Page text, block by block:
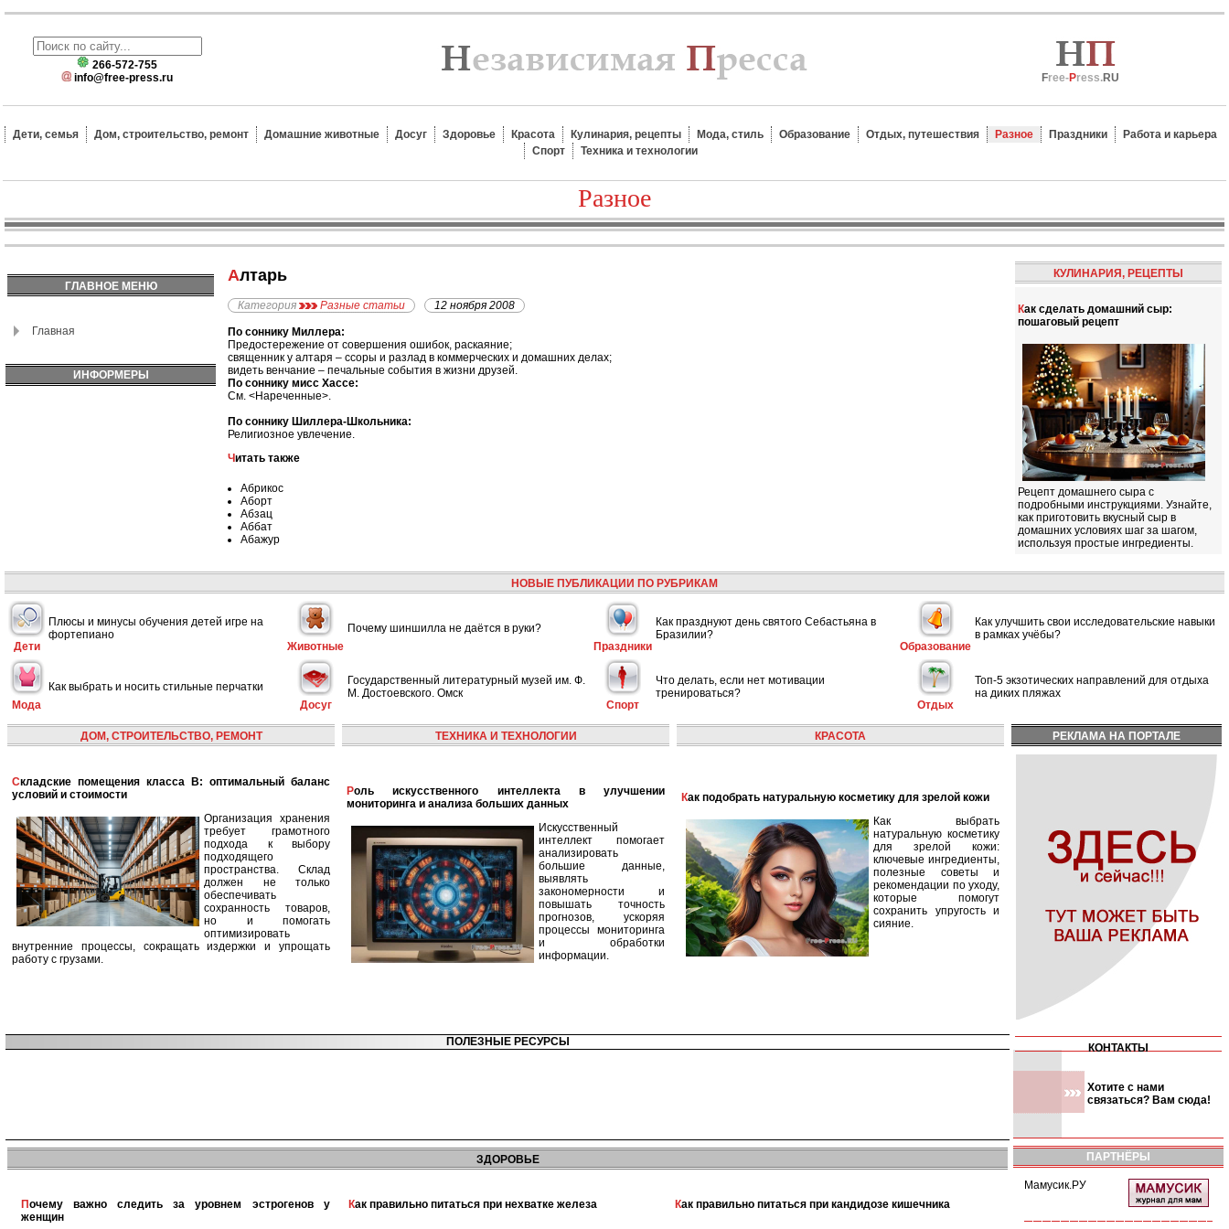
266-572-755
info@free-press.ru
Free-Press.RU
Дети, семья Дом, строительство, ремонт Домашние животные Досуг Здоровье Красота Кулинария, рецепты Мода, стиль Образование Отдых, путешествия Разное Праздники
Работа и карьера
Спорт
Техника и технологии
Разное
ГЛАВНОЕ МЕНЮ
Главная
ИНФОРМЕРЫ
Алтарь
Категория Разные статьи 12 ноября 2008
По соннику Миллера:
Предостережение от совершения ошибок, раскаяние;
священник у алтаря – ссоры и разлад в коммерческих и домашних делах;
видеть венчание – печальные события в жизни друзей.
По соннику мисс Хассе:
См. <Нареченные>.
По соннику Шиллера-Школьника:
Религиозное увлечение.
Читать также
Абрикос
Аборт
Абзац
Аббат
Абажур
КУЛИНАРИЯ, РЕЦЕПТЫ
Как сделать домашний сыр:
пошаговый рецепт
Рецепт домашнего сыра с
подробными инструкциями. Узнайте,
как приготовить вкусный сыр в
домашних условиях шаг за шагом,
используя простые ингредиенты.
НОВЫЕ ПУБЛИКАЦИИ ПО РУБРИКАМ
Дети
Плюсы и минусы обучения детей игре на
фортепиано
Животные
Почему шиншилла не даётся в руки?
Праздники
Как празднуют день святого Себастьяна в
Бразилии?
Образование
Как улучшить свои исследовательские навыки
в рамках учёбы?
Мода
Как выбрать и носить стильные перчатки
Досуг
Государственный литературный музей им. Ф.
М. Достоевского. Омск
Спорт
Что делать, если нет мотивации
тренироваться?
Отдых
Топ-5 экзотических направлений для отдыха
на диких пляжах
ДОМ, СТРОИТЕЛЬСТВО, РЕМОНТ
Складские помещения класса B: оптимальный баланс
условий и стоимости
Организация хранения
требует грамотного
подхода к выбору
подходящего
пространства. Склад
должен не только
обеспечивать
сохранность товаров,
но и помогать
оптимизировать
внутренние процессы, сокращать издержки и упрощать
работу с грузами.
ТЕХНИКА И ТЕХНОЛОГИИ
Роль искусственного интеллекта в улучшении
мониторинга и анализа больших данных
Искусственный
интеллект помогает
анализировать
большие данные,
выявлять
закономерности и
повышать точность
прогнозов, ускоряя
процессы мониторинга
и обработки
информации.
КРАСОТА
Как подобрать натуральную косметику для зрелой кожи
Как выбрать
натуральную косметику
для зрелой кожи:
ключевые ингредиенты,
полезные советы и
рекомендации по уходу,
которые помогут
сохранить упругость и
сияние.
РЕКЛАМА НА ПОРТАЛЕ
ПОЛЕЗНЫЕ РЕСУРСЫ КОНТАКТЫ
Хотите с нами
связаться? Вам сюда!
ЗДОРОВЬЕ
Почему важно следить за уровнем эстрогенов у
женщин
Как правильно питаться при нехватке железа Как правильно питаться при кандидозе кишечника
ПАРТНЁРЫ
Мамусик.РУ